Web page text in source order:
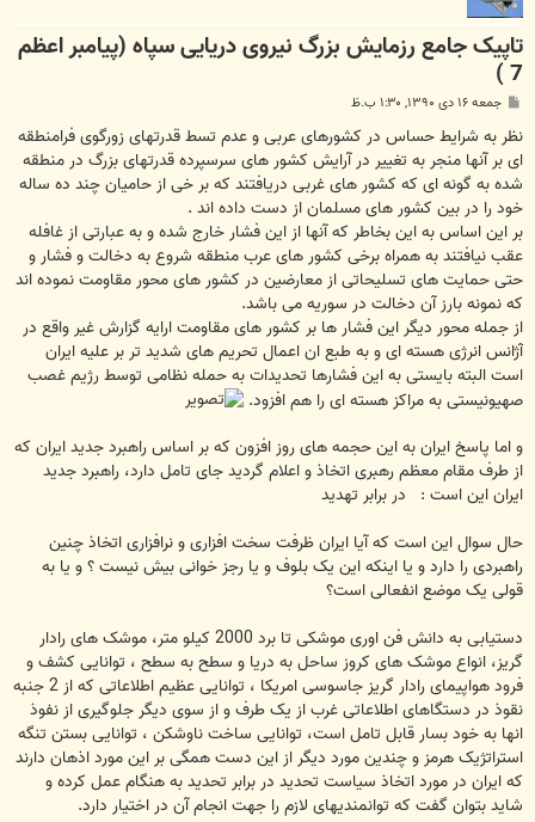
تاپیک جامع رزمایش بزرگ نیروی دریایی سپاه (پیامبر اعظم
7 )
ت
جمعه ۱۶ دی ۱۳۹۰, ۱:۳۰ ب.ظ
نظر به شرایط حساس در کشورهای عربی و عدم تسط قدرتهای زورگوی فرامنطقه
ای بر آنها منجر به تغییر در آرایش کشور های سرسپرده قدرتهای بزرگ در منطقه
شده به گونه ای که کشور های غربی دریافتند که بر خی از حامیان چند ده ساله
خود را در بین کشور های مسلمان از دست داده اند .
بر این اساس به این بخاطر که آنها از این فشار خارج شده و به عبارتی از غافله
عقب نیافتند به همراه برخی کشور های عرب منطقه شروع به دخالت و فشار و
حتی حمایت های تسلیحاتی از معارضین در کشور های محور مقاومت نموده اند
که نمونه بارز آن دخالت در سوریه می باشد.
از جمله محور دیگر این فشار ها بر کشور های مقاومت ارایه گزارش غیر واقع در
آژانس انرژی هسته ای و به طبع ان اعمال تحریم های شدید تر بر علیه ایران
است البته بایستی به این فشارها تحدیدات به حمله نظامی توسط رژیم غصب
صهیونیستی به مراکز هسته ای را هم افزود.
و اما پاسخ ایران به این حجمه های روز افزون که بر اساس راهبرد جدید ایران که
از طرف مقام معظم رهبری اتخاذ و اعلام گردید جای تامل دارد، راهبرد جدید
ایران این است :
در برابر تهدید
حال سوال این است که آیا ایران ظرفت سخت افزاری و نرافزاری اتخاذ چنین
راهبردی را دارد و یا اینکه این یک بلوف و یا رجز خوانی بیش نیست ؟ و یا به
قولی یک موضع انفعالی است؟
دستیابی به دانش فن اوری موشکی تا برد 2000 کیلو متر، موشک های رادار
گریز، انواع موشک های کروز ساحل به دریا و سطح به سطح ، توانایی کشف و
فرود هواپیمای رادار گریز جاسوسی امریکا ، توانایی عظیم اطلاعاتی که از 2 جنبه
نقوذ در دستگاهای اطلاعاتی غرب از یک طرف و از سوی دیگر جلوگیری از نفوذ
انها به خود بسار قابل تامل است، توانایی ساخت ناوشکن ، توانایی بستن تنگه
استراتژیک هرمز و چندین مورد دیگر از این دست همگی بر این مورد اذهان دارند
که ایران در مورد اتخاذ سیاست تحدید در برابر تحدید به هنگام عمل کرده و
شاید بتوان گفت که توانمندیهای لازم را جهت انجام آن در اختیار دارد.